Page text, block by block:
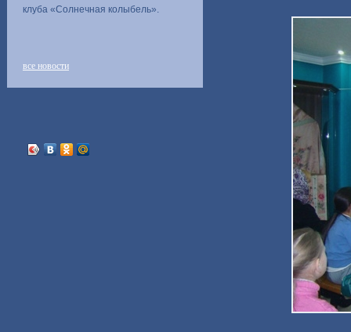
клуба «Солнечная колыбель».
все новости